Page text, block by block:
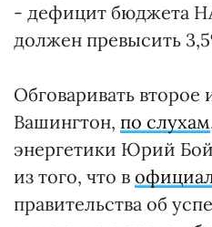
- дефицит бюджета
должен превысить
Обговаривать второе
Вашингтон, по слухам
энергетики Юрий
из того, что в
правительства об